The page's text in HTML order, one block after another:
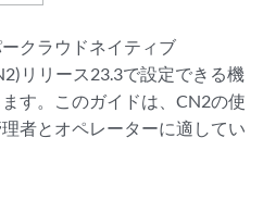
クラウドネイティブ
リリース23.3で設定できる機
す。このガイドは、CN2の使
者とオペレーターに適してい